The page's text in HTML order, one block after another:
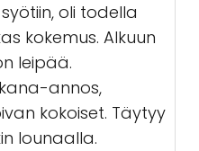
oli todella
kokemus. Alkuun
leipää.
annos,
kokoiset. Täytyy
lounaalla.